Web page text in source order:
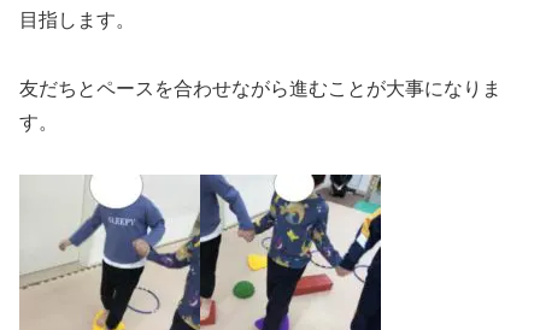
目指します。
友だちとペースを合わせながら進むことが大事になりま
す。